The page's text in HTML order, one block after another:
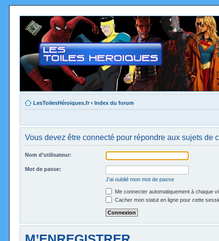
LesToilesHéroïques.fr ‹ Index du forum
Vous devez être connecté pour répondre aux sujets de
Nom d’utilisateur:
Mot de passe:
J’ai oublié mon mot de passe
Me connecter automatiquement à chaque
Cacher mon statut en ligne pour cette